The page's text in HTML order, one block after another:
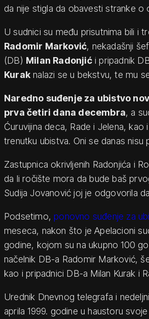
da nije stigla da obavesti stranke o
U sudnici su među prisutnima bili i
Radomir Marković, nekadašnji
(DB) Milan Radonjići pripadnik
Kurak nalazi se u bekstvu, te mu
Naredno suđenje za ubistvo
prva četiri dana decembra, a
Ćuruvijina deca, Rade i Jelena,
trenutku ubistva. Oni se danas nisu
Zastupnica okrivljenih Radonjića i
da li ročište mora da bude baš
Sudija Jovanović joj je odgovorila
Podsetimo,ponovno suđenje za
meseca, nakon što je Apelacioni
godine, kojom su na ukupno 100
načelnik DB-a Radomir Marković,
kao i pripadnici DB-a Milan Kurak i
Urednik Dnevnog telegrafa i
aprila 1999. godine u haustoru